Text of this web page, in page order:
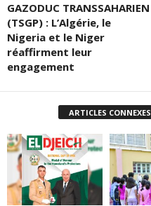
GAZODUC TRANSSAHARIEN
(TSGP) : L’Algérie, le
Nigeria et le Niger
réaffirment leur
engagement
ARTICLES CONNEXES